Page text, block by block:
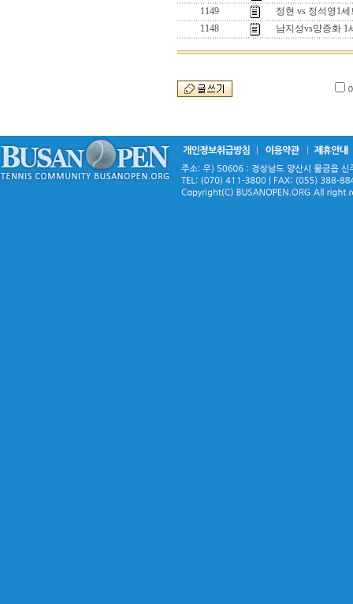
1149
정현 vs 정석영1
1148
남지성vs양증화 1